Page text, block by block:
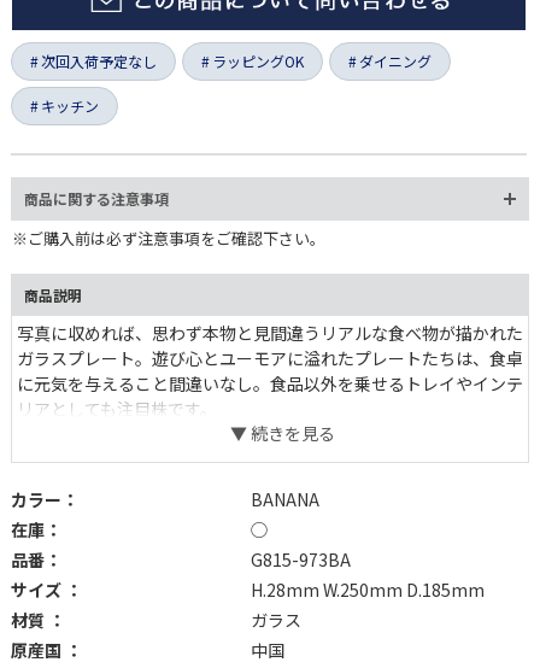
次回入荷予定なし ラッピングOK ダイニング
キッチン
商品に関する注意事項
※ご購入前は必ず注意事項をご確認下さい。
商品説明
写真に収めれば、思わず本物と見間違うリアルな食べ物が描かれた
ガラスプレート。遊び心とユーモアに溢れたプレートたちは、食卓
に元気を与えること間違いなし。食品以外を乗せるトレイやインテ
リアとしても注目株です。
カラー：
BANANA
在庫：
◯
品番：
G815-973BA
サイズ ：
H.28mm W.250mm D.185mm
材質 ：
ガラス
原産国 ：
中国